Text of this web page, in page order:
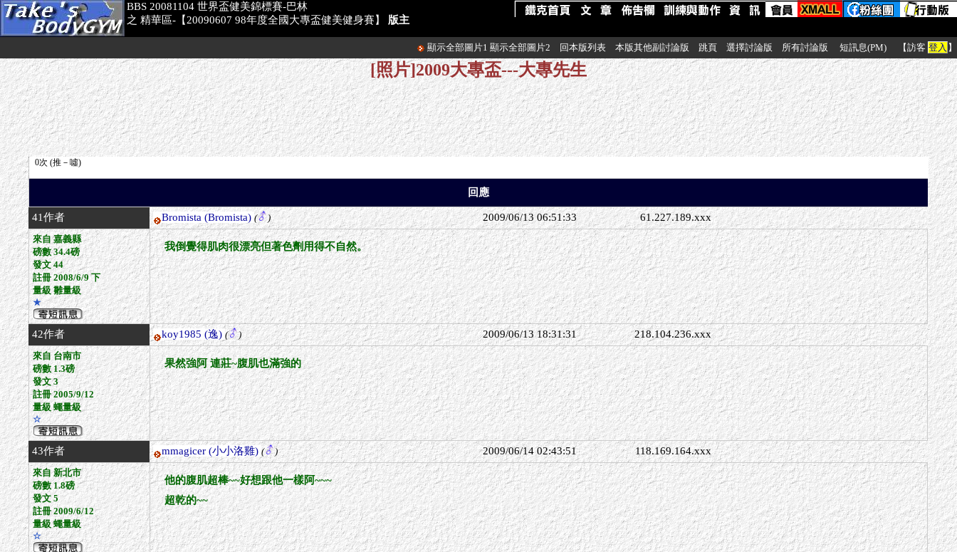
BBS 20081104 世界盃健美錦標賽-巴林
之 精華區-【20090607 98年度全國大專盃健美健身賽】 版主
顯示全部圖片1 顯示全部圖片2 回本版列表 本版其他副討論版 跳頁 選擇討論版 所有討論版 短訊息(PM) 【訪客 登入 】
[照片]2009大專盃---大專先生
回應
41作者 Bromista (Bromista) ( ) 2009/06/13 06:51:33 61.227.189.xxx
來自 嘉義縣
磅數 34.4磅
發文 44
註冊 2008/6/9 下
量級 雛量級
★
我倒覺得肌肉很漂亮但著色劑用得不自然。
42作者 koy1985 (逸) ( ) 2009/06/13 18:31:31 218.104.236.xxx
來自 台南市
磅數 1.3磅
發文 3
註冊 2005/9/12
量級 蠅量級
☆
果然強阿 連莊~腹肌也滿強的
43作者 mmagicer (小小洛雞) ( ) 2009/06/14 02:43:51 118.169.164.xxx
來自 新北市
磅數 1.8磅
發文 5
註冊 2009/6/12
量級 蠅量級
☆
他的腹肌超棒~~好想跟他一樣阿~~~
超乾的~~